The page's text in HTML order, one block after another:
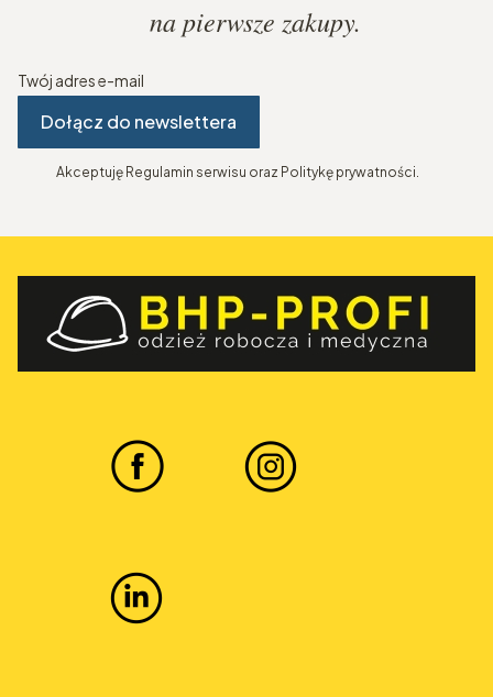
na pierwsze zakupy.
Twój adres e-mail
Dołącz do newslettera
Akceptuję Regulamin serwisu oraz Politykę prywatności.